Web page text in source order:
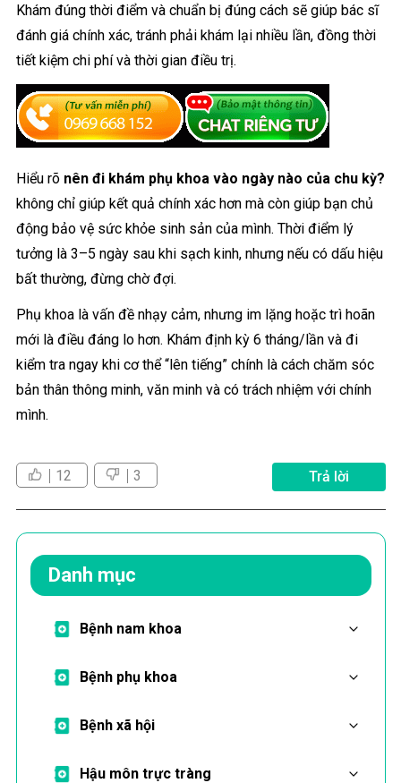
Khám đúng thời điểm và chuẩn bị đúng cách sẽ giúp bác sĩ
đánh giá chính xác, tránh phải khám lại nhiều lần, đồng thời
tiết kiệm chi phí và thời gian điều trị.
Hiểu rõ nên đi khám phụ khoa vào ngày nào của chu kỳ?
không chỉ giúp kết quả chính xác hơn mà còn giúp bạn chủ
động bảo vệ sức khỏe sinh sản của mình. Thời điểm lý
tưởng là 3–5 ngày sau khi sạch kinh, nhưng nếu có dấu hiệu
bất thường, đừng chờ đợi.
Phụ khoa là vấn đề nhạy cảm, nhưng im lặng hoặc trì hoãn
mới là điều đáng lo hơn. Khám định kỳ 6 tháng/lần và đi
kiểm tra ngay khi cơ thể “lên tiếng” chính là cách chăm sóc
bản thân thông minh, văn minh và có trách nhiệm với chính
mình.
12 3 Trả lời
Danh mục
Bệnh nam khoa
Bệnh phụ khoa
Bệnh xã hội
Hậu môn trực tràng